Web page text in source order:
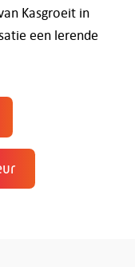
Kasgroeit in
een lerende